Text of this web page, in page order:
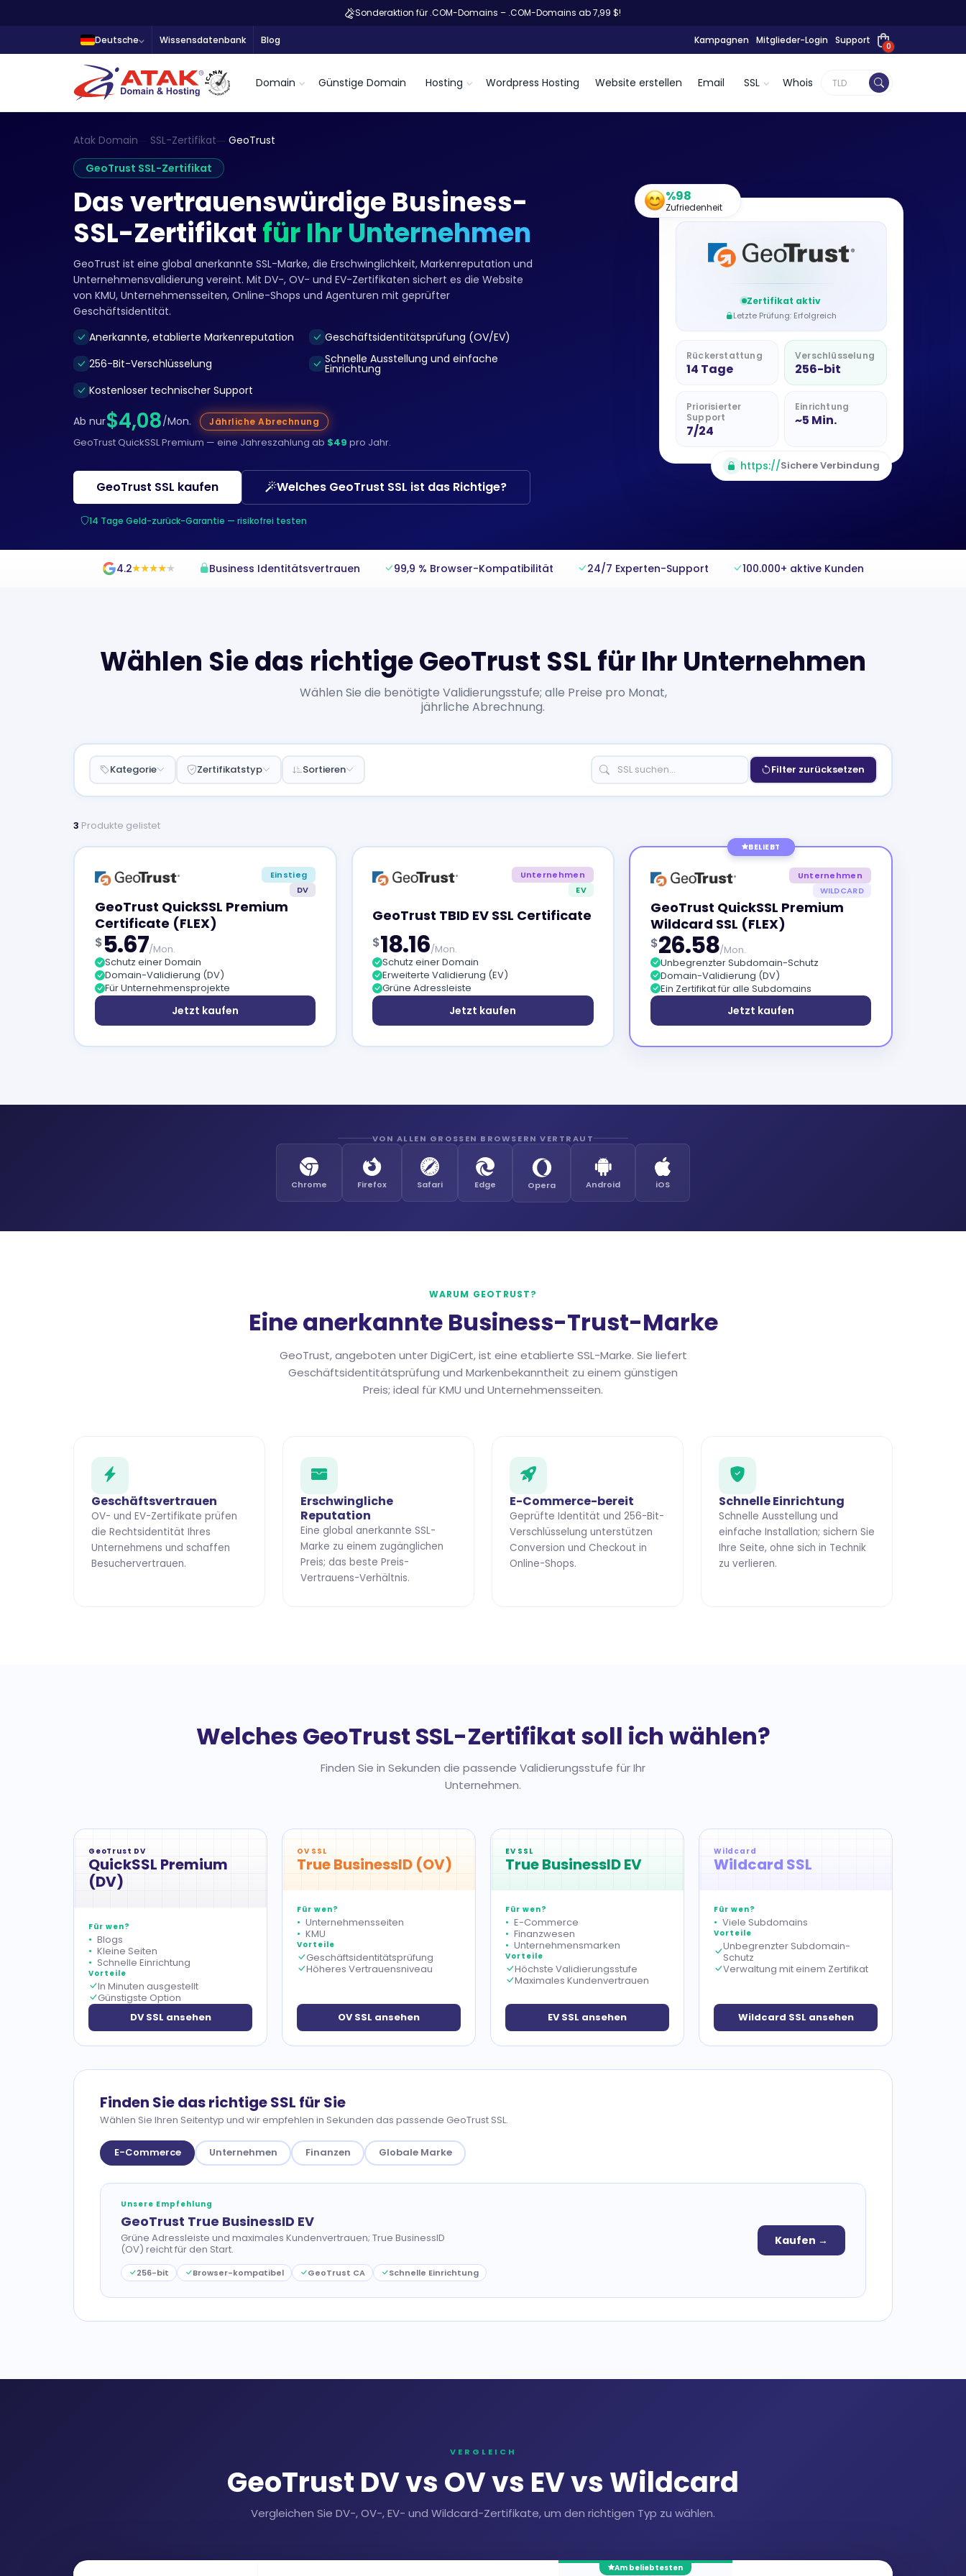
Sonderaktion für .COM-Domains – .COM-Domains ab 7,99 $!
Deutsche Wissensdatenbank Blog Kampagnen Mitglieder-Login Support
0
Domain Günstige Domain Hosting Wordpress Hosting Website erstellen Email SSL Whois
Atak Domain SSL-Zertifikat
GeoTrust
GeoTrust SSL-Zertifikat
Das vertrauenswürdige Business-
SSL-Zertifikatfür Ihr Unternehmen
GeoTrust ist eine global anerkannte SSL-Marke, die Erschwinglichkeit, Markenreputation und
Unternehmensvalidierung vereint. Mit DV-, OV- und EV-Zertifikaten sichert es die Website
von KMU, Unternehmensseiten, Online-Shops und Agenturen mit geprüfter
Geschäftsidentität.
Anerkannte, etablierte Markenreputation
Geschäftsidentitätsprüfung (OV/EV)
256-Bit-Verschlüsselung
Schnelle Ausstellung und einfache
Einrichtung
Kostenloser technischer Support
Ab nur$4,08/Mon. Jährliche Abrechnung
GeoTrust QuickSSL Premium — eine Jahreszahlung ab $49 pro Jahr.
GeoTrust SSL kaufen Welches GeoTrust SSL ist das Richtige?
14 Tage Geld-zurück-Garantie — risikofrei testen
https://Sichere Verbindung
%98
Zufriedenheit
Zertifikat aktiv
Letzte Prüfung: Erfolgreich
Rückerstattung
14 Tage
Verschlüsselung
256-bit
Priorisierter
Support
7/24
Einrichtung
~5 Min.
4.2★
★★
★★
★★
★★
★ Business Identitätsvertrauen 99,9 % Browser-Kompatibilität 24/7 Experten-Support 100.000+ aktive Kunden
Wählen Sie das richtige GeoTrust SSL für Ihr Unternehmen
Wählen Sie die benötigte Validierungsstufe; alle Preise pro Monat,
jährliche Abrechnung.
Kategorie Zertifikatstyp Sortieren Filter zurücksetzen
3 Produkte gelistet
Einstieg
DV
GeoTrust QuickSSL Premium
Certificate (FLEX)
$5.67/Mon.
Schutz einer Domain
Domain-Validierung (DV)
Für Unternehmensprojekte
Jetzt kaufen
Unternehmen
EV
GeoTrust TBID EV SSL Certificate
$18.16/Mon.
Schutz einer Domain
Erweiterte Validierung (EV)
Grüne Adressleiste
Jetzt kaufen
BELIEBT
Unternehmen
WILDCARD
GeoTrust QuickSSL Premium
Wildcard SSL (FLEX)
$26.58/Mon.
Unbegrenzter Subdomain-Schutz
Domain-Validierung (DV)
Ein Zertifikat für alle Subdomains
Jetzt kaufen
VON ALLEN GROSSEN BROWSERN VERTRAUT
Chrome Firefox Safari Edge Opera Android iOS
WARUM GEOTRUST?
Eine anerkannte Business-Trust-Marke
GeoTrust, angeboten unter DigiCert, ist eine etablierte SSL-Marke. Sie liefert
Geschäftsidentitätsprüfung und Markenbekanntheit zu einem günstigen
Preis; ideal für KMU und Unternehmensseiten.
Geschäftsvertrauen
OV- und EV-Zertifikate prüfen
die Rechtsidentität Ihres
Unternehmens und schaffen
Besuchervertrauen.
Erschwingliche
Reputation
Eine global anerkannte SSL-
Marke zu einem zugänglichen
Preis; das beste Preis-
Vertrauens-Verhältnis.
E-Commerce-bereit
Geprüfte Identität und 256-Bit-
Verschlüsselung unterstützen
Conversion und Checkout in
Online-Shops.
Schnelle Einrichtung
Schnelle Ausstellung und
einfache Installation; sichern Sie
Ihre Seite, ohne sich in Technik
zu verlieren.
Welches GeoTrust SSL-Zertifikat soll ich wählen?
Finden Sie in Sekunden die passende Validierungsstufe für Ihr
Unternehmen.
GeoTrust DV
QuickSSL Premium
(DV)
Für wen?
Blogs
Kleine Seiten
Schnelle Einrichtung
Vorteile
In Minuten ausgestellt
Günstigste Option
DV SSL ansehen
OV SSL
True BusinessID (OV)
Für wen?
Unternehmensseiten
KMU
Vorteile
Geschäftsidentitätsprüfung
Höheres Vertrauensniveau
OV SSL ansehen
EV SSL
True BusinessID EV
Für wen?
E-Commerce
Finanzwesen
Unternehmensmarken
Vorteile
Höchste Validierungsstufe
Maximales Kundenvertrauen
EV SSL ansehen
Wildcard
Wildcard SSL
Für wen?
Viele Subdomains
Vorteile
Unbegrenzter Subdomain-
Schutz
Verwaltung mit einem Zertifikat
Wildcard SSL ansehen
Finden Sie das richtige SSL für Sie
Wählen Sie Ihren Seitentyp und wir empfehlen in Sekunden das passende GeoTrust SSL.
E-Commerce Unternehmen Finanzen Globale Marke
Unsere Empfehlung
GeoTrust True BusinessID EV
Grüne Adressleiste und maximales Kundenvertrauen; True BusinessID
(OV) reicht für den Start.
256-bit Browser-kompatibel GeoTrust CA Schnelle Einrichtung
Kaufen →
VERGLEICH
GeoTrust DV vs OV vs EV vs Wildcard
Vergleichen Sie DV-, OV-, EV- und Wildcard-Zertifikate, um den richtigen Typ zu wählen.
Am beliebtesten